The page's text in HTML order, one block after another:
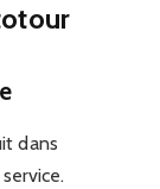
dans